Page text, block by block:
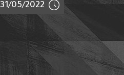
31/05/2022